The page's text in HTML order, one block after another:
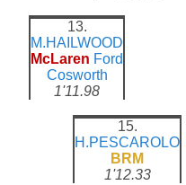
13.
M.HAILWOOD
McLaren Ford
Cosworth
1'11.98
15.
H.PESCAROLO
BRM
1'12.33